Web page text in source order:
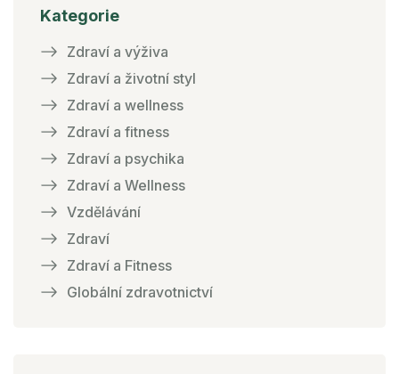
Kategorie
Zdraví a výživa
Zdraví a životní styl
Zdraví a wellness
Zdraví a fitness
Zdraví a psychika
Zdraví a Wellness
Vzdělávání
Zdraví
Zdraví a Fitness
Globální zdravotnictví